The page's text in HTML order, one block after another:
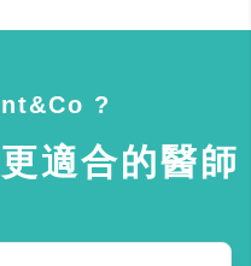
?
適合的醫師